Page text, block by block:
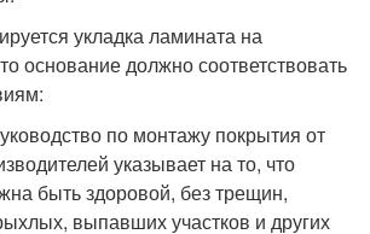
укладка ламината на
основание должно соответствовать
по монтажу покрытия от
указывает на то, что
быть здоровой, без трещин,
выпавших участков и других